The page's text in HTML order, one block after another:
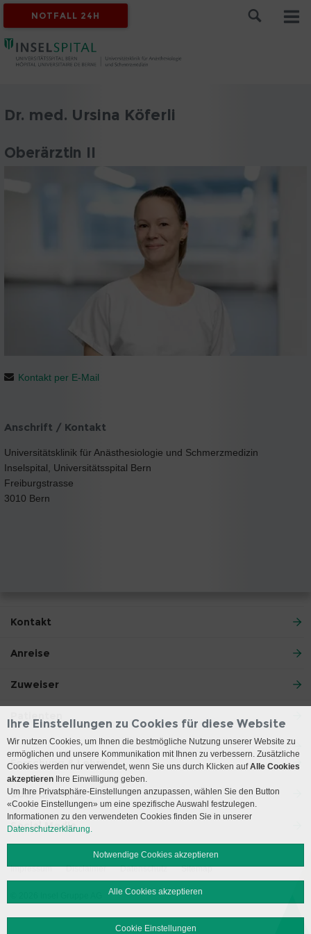
NOTFALL 24H
Dr. med. Ursina Köferli
Oberärztin II
Kontakt per E-Mail
Anschrift / Kontakt
Universitätsklinik für Anästhesiologie und Schmerzmedizin
Inselspital, Universitätsspital Bern
Freiburgstrasse
3010 Bern
Kontakt
Anreise
Zuweiser
Forschung & Lehre
Über die Klinik
Social Media
Impressum Disclaimer Datenschutz Sitemap
Ihre Einstellungen zu Cookies für diese Website
Wir nutzen Cookies, um Ihnen die bestmögliche Nutzung unserer Website zu
ermöglichen und unsere Kommunikation mit Ihnen zu verbessern. Zusätzliche
Cookies werden nur verwendet, wenn Sie uns durch Klicken aufAlle Cookies
akzeptieren Ihre Einwilligung geben.
Um Ihre Privatsphäre-Einstellungen anzupassen, wählen Sie den Button
«Cookie Einstellungen» um eine spezifische Auswahl festzulegen.
Informationen zu den verwendeten Cookies finden Sie in unserer
Datenschutzerklärung.
Notwendige Cookies akzeptieren
Alle Cookies akzeptieren
Cookie Einstellungen